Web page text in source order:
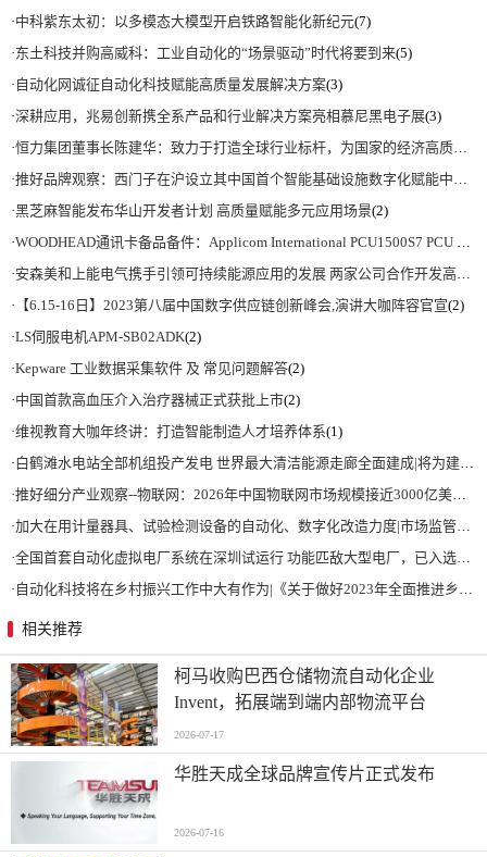
·中科紫东太初：以多模态大模型开启铁路智能化新纪元(7)
·东土科技并购高威科：工业自动化的“场景驱动”时代将要到来(5)
· 自动化网诚征自动化科技赋能高质量发展解决方案(3)
·深耕应用，兆易创新携全系产品和行业解决方案亮相慕尼黑电子展(3)
·恒力集团董事长陈建华：致力于打造全球行业标杆，为国家的经济高质量发展贡献更大力量|上海电气集团党委书记、董事长吴磊来访
·推好品牌观察：西门子在沪设立其中国首个智能基础设施数字化赋能中心
·黑芝麻智能发布华山开发者计划 高质量赋能多元应用场景(2)
·WOODHEAD通讯卡备品备件：Applicom International PCU1500S7 PCU 1500 S7 V4.5.0
·安森美和上能电气携手引领可持续能源应用的发展 两家公司合作开发高性能储能和太阳能组串式逆变器方案 以实现可持续的未来
· 【6.15-16日】2023第八届中国数字供应链创新峰会,演讲大咖阵容官宣(2)
·LS伺服电机APM-SB02ADK(2)
·Kepware 工业数据采集软件 及 常见问题解答(2)
·中国首款高血压介入治疗器械正式获批上市(2)
·维视教育大咖年终讲：打造智能制造人才培养体系(1)
·白鹤滩水电站全部机组投产发电 世界最大清洁能源走廊全面建成|将为建设新型能源体系、保障国家能源安全、实现“双碳”目标提供有力支撑
·推好细分产业观察--物联网：2026年中国物联网市场规模接近3000亿美元 智慧工厂、智慧城市、智慧电网等将占60%以上
·加大在用计量器具、试验检测设备的自动化、数字化改造力度|市场监管总局 工业和信息化部 关于促进企业计量能力提升的指导意见
·全国首套自动化虚拟电厂系统在深圳试运行 功能匹敌大型电厂，已入选国际典型案例
· 自动化科技将在乡村振兴工作中大有作为|《关于做好2023年全面推进乡村振兴重点工作的意见》发布
相关推荐
柯马收购巴西仓储物流自动化企业
Invent，拓展端到端内部物流平台
2026-07-17
华胜天成全球品牌宣传片正式发布
2026-07-16